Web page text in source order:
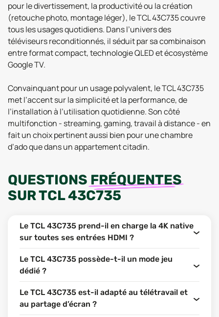
pour le divertissement, la productivité ou la création
(retouche photo, montage léger), le TCL 43C735 couvre
tous les usages quotidiens. Dans l’univers des
téléviseurs reconditionnés, il séduit par sa combinaison
entre format compact, technologie QLED et écosystème
Google TV.
Convainquant pour un usage polyvalent, le TCL 43C735
met l’accent sur la simplicité et la performance, de
l’installation à l’utilisation quotidienne. Son côté
multifonction - streaming, gaming, travail à distance - en
fait un choix pertinent aussi bien pour une chambre
d’ado que dans un appartement citadin.
QUESTIONS FRÉQUENTES
SURTCL 43C735
Le TCL 43C735 prend-il en charge la 4K native
sur toutes ses entrées HDMI ?
Le TCL 43C735 possède-t-il un mode jeu
dédié ?
Le TCL 43C735 est-il adapté au télétravail et
au partage d’écran ?